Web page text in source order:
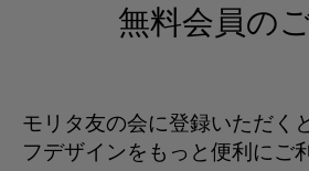
無料会員の
モリタ友の会に登録いただく
フデザインをもっと便利にご